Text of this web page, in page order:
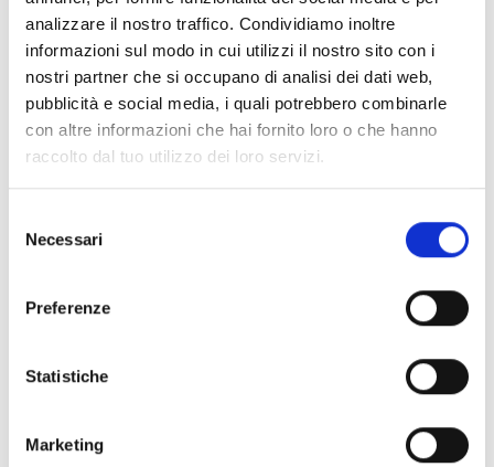
analizzare il nostro traffico. Condividiamo inoltre
informazioni sul modo in cui utilizzi il nostro sito con i
nostri partner che si occupano di analisi dei dati web,
pubblicità e social media, i quali potrebbero combinarle
con altre informazioni che hai fornito loro o che hanno
raccolto dal tuo utilizzo dei loro servizi.
delNecessari
Preferenze
Statistiche
Marketing
Verifiche
Verifica impianti elettrici di
messa a terra
Verifica periodica obbligatoria degli impianti
elettrici di messa a terra, dei dispositivi di
protezione contro le scariche atmosferiche
pericolo di esplosione installati negli ambienti
Con le nostre verifiche periodiche, ogni
garantire la massima sicurezza a pazienti